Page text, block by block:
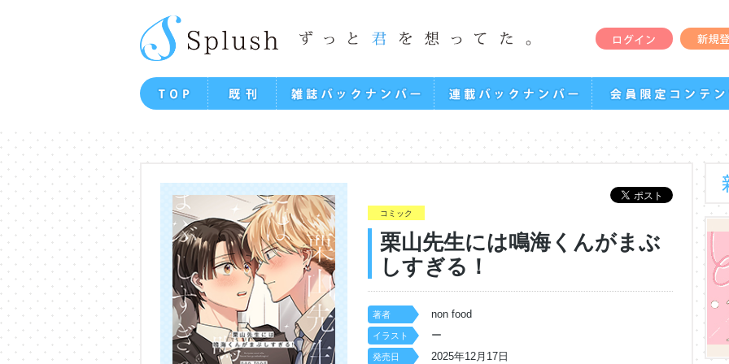
コミック
栗山先生には鳴海くんがまぶ
しすぎる！
著者 non food
イラスト ー
発売日 2025年12月17日